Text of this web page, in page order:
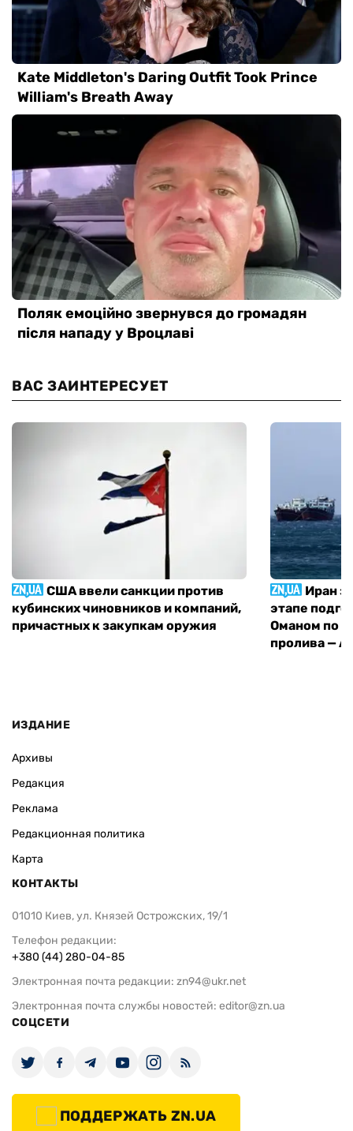
ВАС ЗАИНТЕРЕСУЕТ
США ввели санкции против
кубинских чиновников и компаний,
причастных к закупкам оружия
Иран
этапе
Оманом по
пролива —
ИЗДАНИЕ
Архивы
Редакция
Реклама
Редакционная политика
Карта
КОНТАКТЫ
01010 Киев, ул. Князей Острожских, 19/1
Телефон редакции:
+380 (44) 280-04-85
Электронная почта редакции: zn94@ukr.net
Электронная почта службы новостей: editor@zn.ua
СОЦСЕТИ
ПОДДЕРЖАТЬ ZN.UA